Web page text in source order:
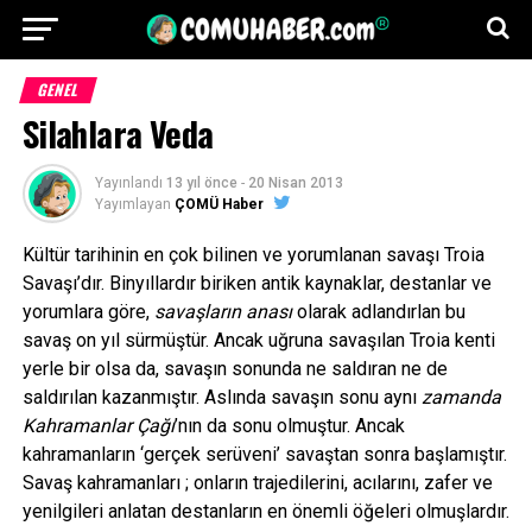
GENEL
Silahlara Veda
Yayınlandı 13 yıl önce - 20 Nisan 2013
Yayımlayan ÇOMÜ Haber
Kültür tarihinin en çok bilinen ve yorumlanan savaşı Troia
Savaşı’dır. Binyıllardır biriken antik kaynaklar, destanlar ve
yorumlara göre, savaşların anasıolarak adlandırlan bu
savaş on yıl sürmüştür. Ancak uğruna savaşılan Troia kenti
yerle bir olsa da, savaşın sonunda ne saldıran ne de
saldırılan kazanmıştır. Aslında savaşın sonu aynı zamanda
Kahramanlar Çağı’nın da sonu olmuştur. Ancak
kahramanların ‘gerçek serüveni’ savaştan sonra başlamıştır.
Savaş kahramanları ; onların trajedilerini, acılarını, zafer ve
yenilgileri anlatan destanların en önemli öğeleri olmuşlardır.